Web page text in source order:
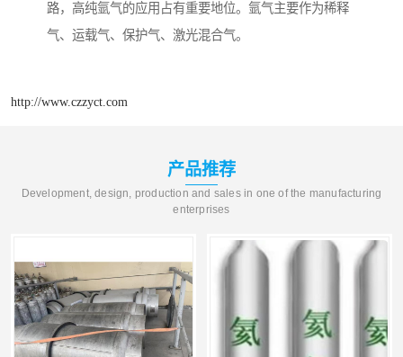
路，高纯氩气的应用占有重要地位。氩气主要作为稀释
气、运载气、保护气、激光混合气。
http://www.czzyct.com
产品推荐
Development, design, production and sales in one of the manufacturing
enterprises